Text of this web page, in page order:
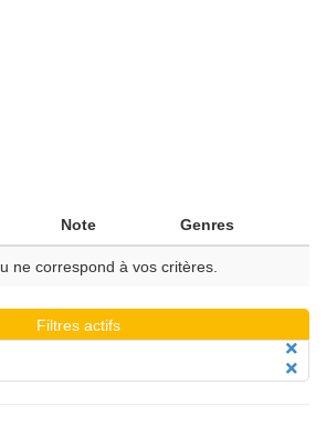
Note Genres
ne correspond à vos critères.
Filtres actifs